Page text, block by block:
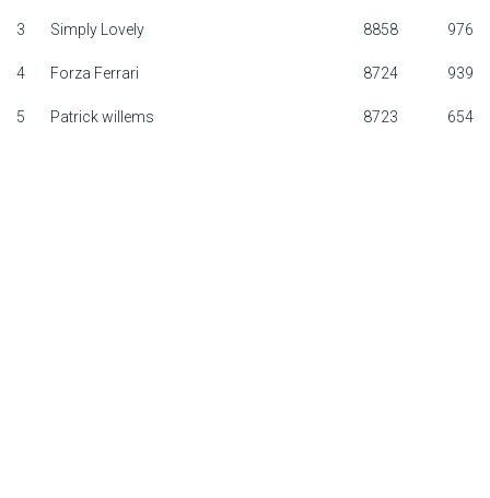
F1 calendar
3 Simply Lovely 8858 976
4 Forza Ferrari 8724 939
5 Patrick willems 8723 654